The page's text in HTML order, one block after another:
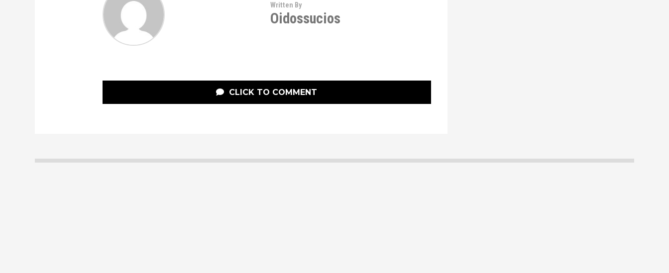
Written By
Oidossucios
CLICK TO COMMENT